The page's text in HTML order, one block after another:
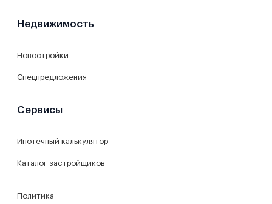
Недвижимость
Новостройки
Спецпредложения
Сервисы
Ипотечный калькулятор
Каталог застройщиков
Политика